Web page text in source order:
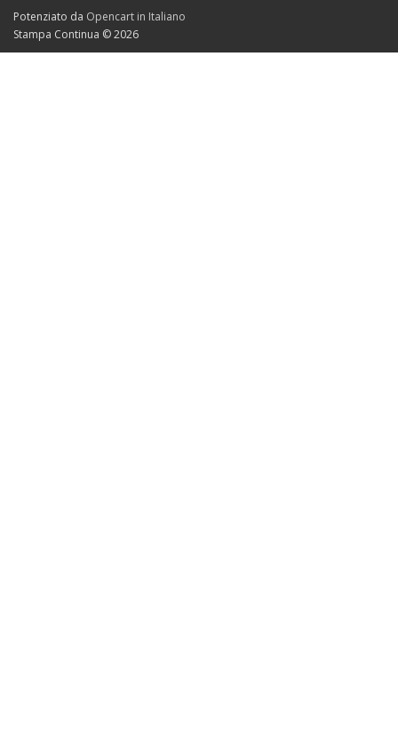
Potenziato da Opencart in Italiano
Stampa Continua © 2026